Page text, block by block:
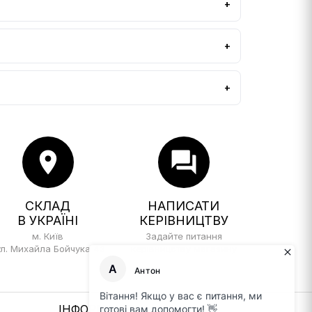
location_on
СКЛАД
В УКРАЇНІ
м. Київ
Михайла Бойчука 43
forum
НАПИСАТИ
КЕРІВНИЦТВУ
Задайте питання
ІНФОРМАЦІЯ